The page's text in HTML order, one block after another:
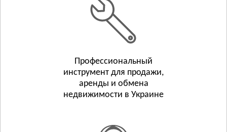
Смотреть всё
ТЕРНОПОЛЬСКАЯ ОБЛАСТЬ
Смотреть всё
Профессиональный
инструмент для продажи,
аренды и обмена
недвижимости в Украине